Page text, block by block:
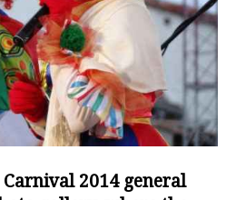
Carnival 2014 general